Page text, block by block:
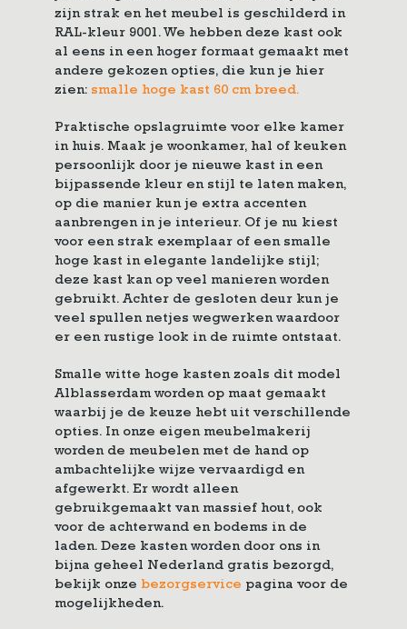
zijn strak en het meubel is geschilderd in
RAL-kleur 9001. We hebben deze kast ook
al eens in een hoger formaat gemaakt met
andere gekozen opties, die kun je hier
zien: smalle hoge kast 60 cm breed.
Praktische opslagruimte voor elke kamer
in huis. Maak je woonkamer, hal of keuken
persoonlijk door je nieuwe kast in een
bijpassende kleur en stijl te laten maken,
op die manier kun je extra accenten
aanbrengen in je interieur. Of je nu kiest
voor een strak exemplaar of een smalle
hoge kast in elegante landelijke stijl;
deze kast kan op veel manieren worden
gebruikt. Achter de gesloten deur kun je
veel spullen netjes wegwerken waardoor
er een rustige look in de ruimte ontstaat.
Smalle witte hoge kasten zoals dit model
Alblasserdam worden op maat gemaakt
waarbij je de keuze hebt uit verschillende
opties. In onze eigen meubelmakerij
worden de meubelen met de hand op
ambachtelijke wijze vervaardigd en
afgewerkt. Er wordt alleen
gebruikgemaakt van massief hout, ook
voor de achterwand en bodems in de
laden. Deze kasten worden door ons in
bijna geheel Nederland gratis bezorgd,
bekijk onze bezorgservice pagina voor de
mogelijkheden.